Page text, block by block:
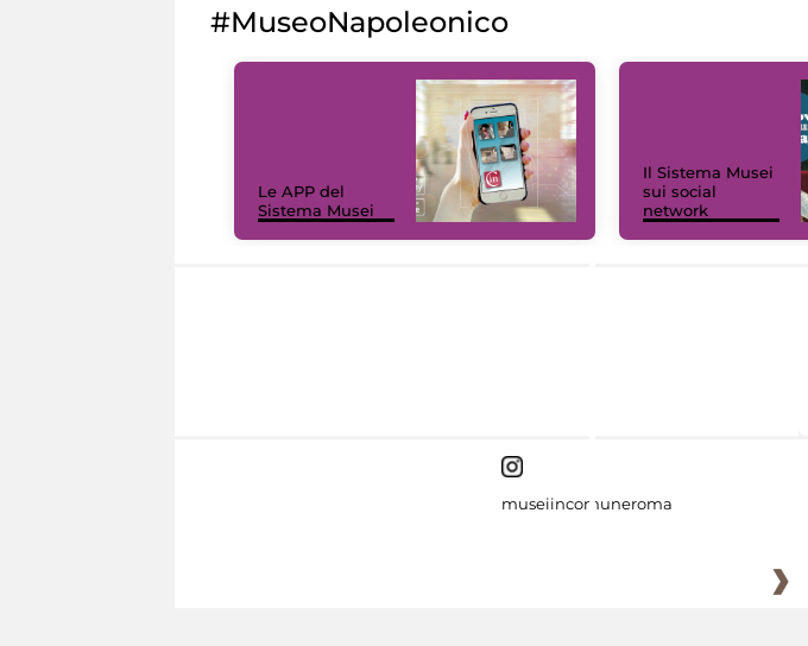
#MuseoNapoleonico
Le APP del
Sistema Musei
Il Sistema Musei
sui social
network
museiincomuneroma